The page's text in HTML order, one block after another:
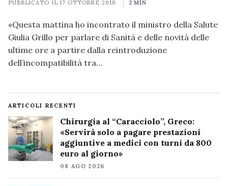
PUBBLICATO IL17 OTTOBRE 2018 2 MIN
«Questa mattina ho incontrato il ministro della Salute
Giulia Grillo per parlare di Sanità e delle novità delle
ultime ore a partire dalla reintroduzione
dell’incompatibilità tra…
ARTICOLI RECENTI
Chirurgia al “Caracciolo”, Greco:
«Servirà solo a pagare prestazioni
aggiuntive a medici con turni da 800
euro al giorno»
08 AGO 2026